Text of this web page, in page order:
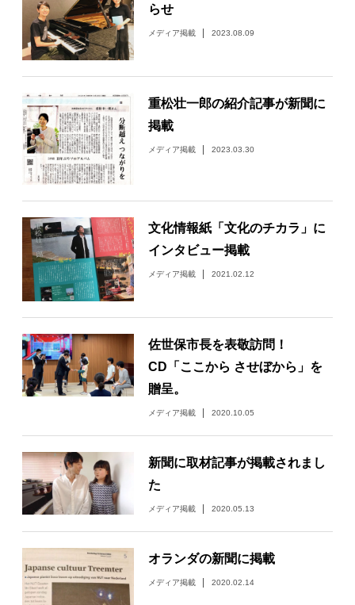
Specials
プロフィール
演奏依頼
お問い合わせ
らせ
メディア掲載 2023.08.09
重松壮一郎の紹介記事が新聞に
掲載
メディア掲載 2023.03.30
文化情報紙「文化のチカラ」に
インタビュー掲載
メディア掲載 2021.02.12
佐世保市長を表敬訪問！
CD「ここから させぼから」を
贈呈。
メディア掲載 2020.10.05
新聞に取材記事が掲載されまし
た
メディア掲載 2020.05.13
オランダの新聞に掲載
メディア掲載 2020.02.14